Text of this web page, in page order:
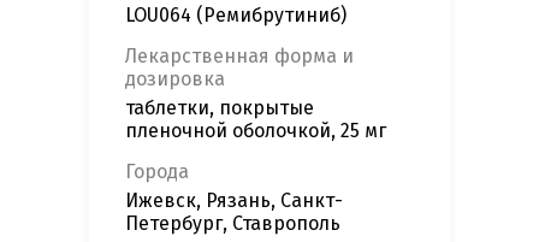
LOU064 (Ремибрутиниб)
Лекарственная форма и
дозировка
таблетки, покрытые
пленочной оболочкой, 25 мг
Города
Ижевск, Рязань, Санкт-
Петербург, Ставрополь